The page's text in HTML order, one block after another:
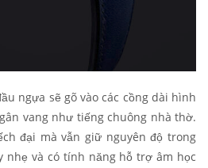
ngựa sẽ gõ vào các cồng dài hình
vang như tiếng chuông nhà thờ.
đại mà vẫn giữ nguyên độ trong
nhẹ và có tính năng hỗ trợ âm học